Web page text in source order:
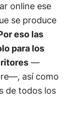
online ese
se produce
eso las
para los
—
así como
de todos los